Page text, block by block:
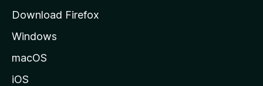
Download Firefox
Windows
macOS
iOS